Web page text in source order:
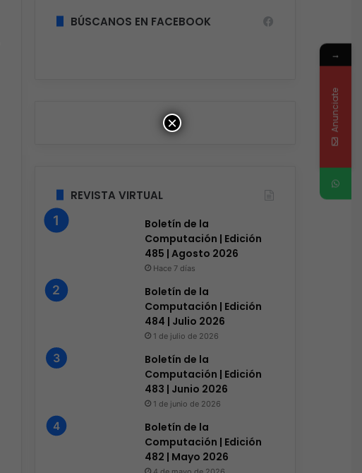
BÚSCANOS EN FACEBOOK
REVISTA VIRTUAL
Boletín de la
Computación | Edición
485 | Agosto 2026
Hace 7 días
Boletín de la
Computación | Edición
484 | Julio 2026
1 de julio de 2026
Boletín de la
Computación | Edición
483 | Junio 2026
1 de junio de 2026
Boletín de la
Computación | Edición
482 | Mayo 2026
×
→
Anunciate